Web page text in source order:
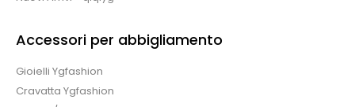
Accessori per abbigliamento
Gioielli Ygfashion
Cravatta Ygfashion